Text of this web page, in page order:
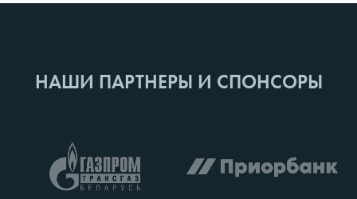
НАШИ ПАРТНЕРЫ И СПОНСОРЫ